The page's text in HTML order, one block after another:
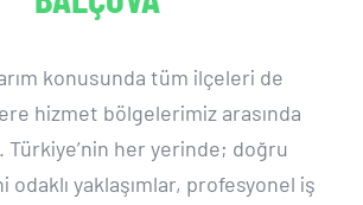
TASARIM
AĞI
konusunda tüm ilçeleri de
hizmet bölgelerimiz arasında
Türkiye’nin her yerinde; doğru
yaklaşımlar, profesyonel iş